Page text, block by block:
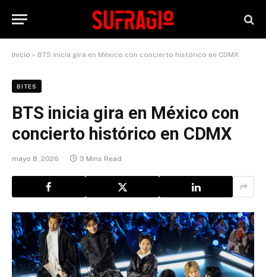
Inicio » BTS inicia gira en México con concierto histórico en CDMX
BITES
BTS inicia gira en México con
concierto histórico en CDMX
mayo 8, 2026 3 Mins Read